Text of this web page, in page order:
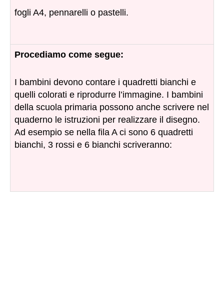
fogli A4, pennarelli o pastelli.
Procediamo come segue:
I bambini devono contare i quadretti bianchi e
quelli colorati e riprodurre l’immagine. I bambini
della scuola primaria possono anche scrivere nel
quaderno le istruzioni per realizzare il disegno.
Ad esempio se nella fila A ci sono 6 quadretti
bianchi, 3 rossi e 6 bianchi scriveranno: